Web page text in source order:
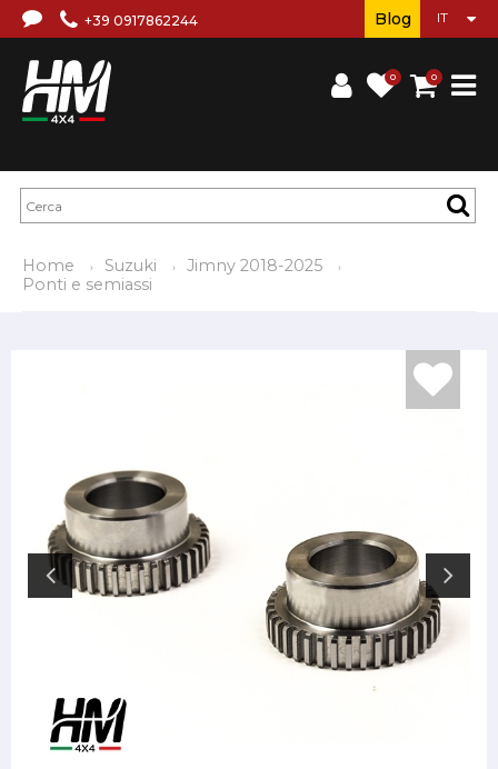
+39 0917862244
0 0
Blog
Home Suzuki
Jimny 2018-2025
Ponti e semiassi